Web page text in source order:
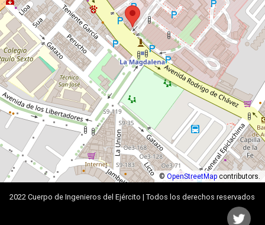
© OpenStreetMap contributors.
2022 Cuerpo de Ingenieros del Ejército | Todos los derechos reservados